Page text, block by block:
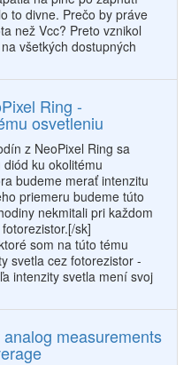
to divne. Prečo by práve
než Vcc? Preto vznikol
všetkých dostupných
Ring -
osvetleniu
z NeoPixel Ring sa
ku okolitému
budeme merať intenzitu
priemeru budeme túto
nekmitali pri každom
sk]
som na túto tému
svetla cez fotorezistor -
intenzity svetla mení svoj
measurements